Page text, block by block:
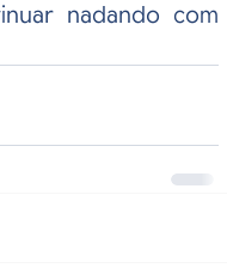
nadando com